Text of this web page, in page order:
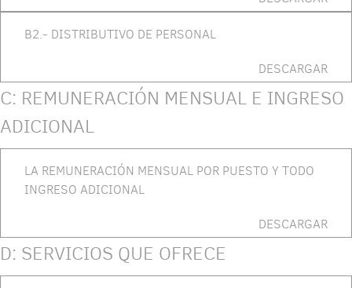
B2.- DISTRIBUTIVO DE PERSONAL
DESCARGAR
C: REMUNERACIÓN MENSUAL E INGRESO
ADICIONAL
LA REMUNERACIÓN MENSUAL POR PUESTO Y TODO
INGRESO ADICIONAL
DESCARGAR
D: SERVICIOS QUE OFRECE